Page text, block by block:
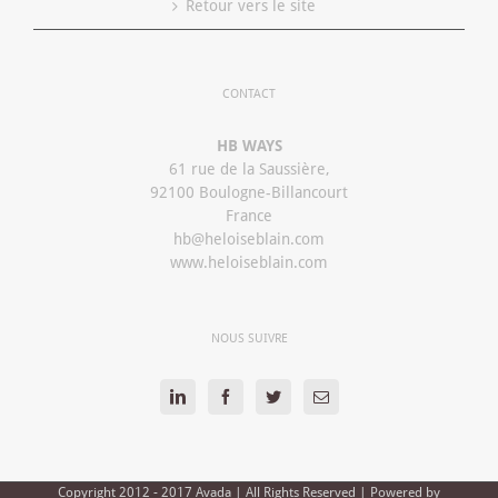
Retour vers le site
CONTACT
HB WAYS
61 rue de la Saussière,
92100 Boulogne-Billancourt
France
hb@heloiseblain.com
www.heloiseblain.com
NOUS SUIVRE
Copyright 2012 - 2017 Avada | All Rights Reserved | Powered by